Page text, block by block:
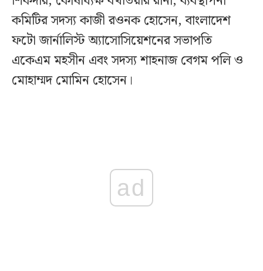
কমিটির সদস্য কাজী রওনক হোসেন, বাংলাদেশ
ফটো জার্নালিস্ট অ্যাসোসিয়েশনের সভাপতি
একেএম মহসীন এবং সদস্য শাহনাজ বেগম পলি ও
মোহাম্মদ মোমিন হোসেন।
ad